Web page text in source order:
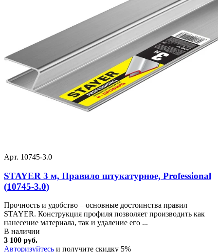
Арт. 10745-3.0
STAYER 3 м, Правило штукатурное, Professional
(10745-3.0)
Прочность и удобство – основные достоинства правил
STAYER. Конструкция профиля позволяет производить как
нанесение материала, так и удаление его ...
В наличии
3 100 руб.
Авторизуйтесь и получите скидку 5%